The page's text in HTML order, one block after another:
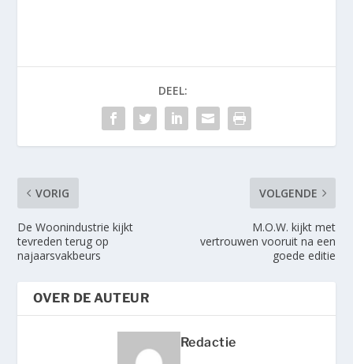
DEEL:
VORIG
De Woonindustrie kijkt
tevreden terug op
najaarsvakbeurs
VOLGENDE
M.O.W. kijkt met
vertrouwen vooruit na een
goede editie
OVER DE AUTEUR
Redactie